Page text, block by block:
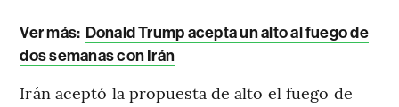
Ver más: Donald Trump acepta un alto al fuego de
dos semanas con Irán
Irán aceptó la propuesta de alto el fuego de